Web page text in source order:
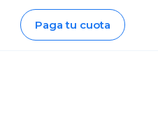
Paga tu cuota